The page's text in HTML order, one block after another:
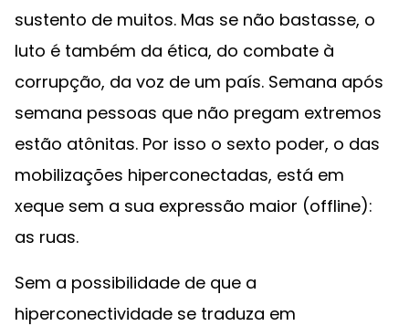
sustento de muitos. Mas se não bastasse, o
luto é também da ética, do combate à
corrupção, da voz de um país. Semana após
semana pessoas que não pregam extremos
estão atônitas. Por isso o sexto poder, o das
mobilizações hiperconectadas, está em
xeque sem a sua expressão maior (offline):
as ruas.
Sem a possibilidade de que a
hiperconectividade se traduza em